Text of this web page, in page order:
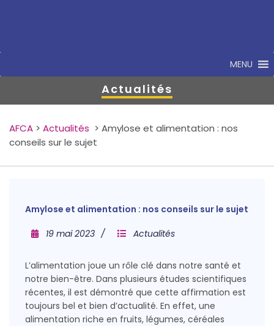
MENU
Actualités
AFCA > Actualités > Amylose et alimentation : nos
conseils sur le sujet
Amylose et alimentation : nos conseils sur le sujet
19 mai 2023
Actualités
L’alimentation joue un rôle clé dans notre santé et
notre bien-être. Dans plusieurs études scientifiques
récentes, il est démontré que cette affirmation est
toujours bel et bien d’actualité. En effet, une
alimentation riche en fruits, légumes, céréales